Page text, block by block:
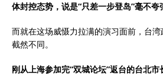
体封控态势，说是“只差一步登岛”毫不夸
而就在这场威慑力拉满的演习面前，台
截然不同。
刚从上海参加完“双城论坛”返台的台北